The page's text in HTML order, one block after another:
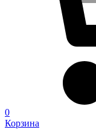
0
Корзина